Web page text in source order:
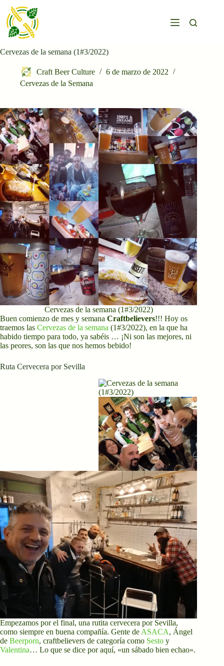
contenido
Cervezas de la semana (1#3/2022)
Craft Beer Culture
6 de marzo de 2022
Cervezas de la Semana
Cervezas de la semana (1#3/2022)
Buen comienzo de mes y semana Craftbelievers!!! Hoy os
traemos las Cervezas de la semana (1#3/2022), en la que ha
habido tiempo para todo, ya sabéis … ¡Ni son las mejores, ni
las peores, son las que nos hemos bebido!
Ruta Cervecera por Sevilla
Empezamos por el final, una rutita cervecera por Sevilla,
como siempre en buena compañía. Gente de ASACA, Ángel
de Beerporn, craftbelievers de categoría como Sesto y
Valentina… Lo que se dice por aquí, «un sábado bien echao».